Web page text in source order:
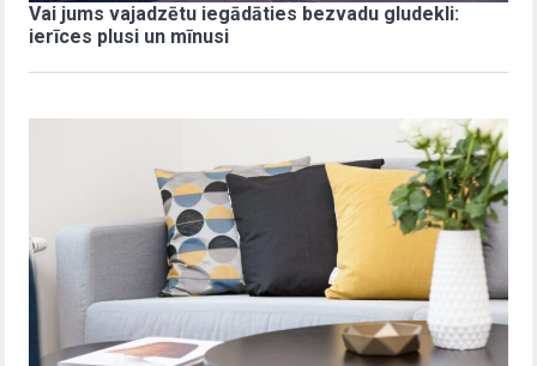
Vai jums vajadzētu iegādāties bezvadu gludekli:
ierīces plusi un mīnusi